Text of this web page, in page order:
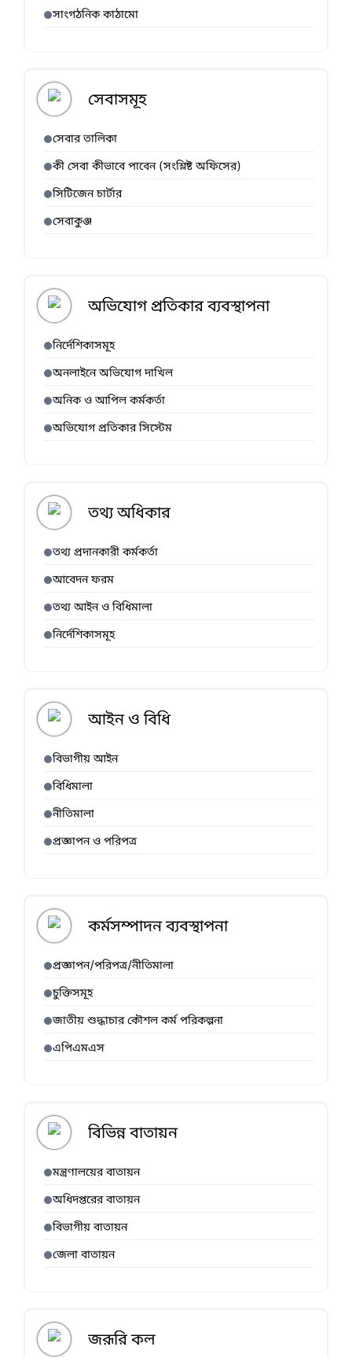
সাংগঠনিক কাঠামো
সেবাসমূহ
সেবার তালিকা
কী সেবা কীভাবে পাবেন (সংশ্লিষ্ট অফিসের)
সিটিজেন চার্টার
সেবাকুঞ্জ
অভিযোগ প্রতিকার ব্যবস্থাপনা
নির্দেশিকাসমূহ
অনলাইনে অভিযোগ দাখিল
অনিক ও আপিল কর্মকর্তা
অভিযোগ প্রতিকার সিস্টেম
তথ্য অধিকার
তথ্য প্রদানকারী কর্মকর্তা
আবেদন ফরম
তথ্য আইন ও বিধিমালা
নির্দেশিকাসমূহ
আইন ও বিধি
বিভাগীয় আইন
বিধিমালা
নীতিমালা
প্রজ্ঞাপন ও পরিপত্র
কর্মসম্পাদন ব্যবস্থাপনা
প্রজ্ঞাপন/পরিপত্র/নীতিমালা
চুক্তিসমূহ
জাতীয় শুদ্ধাচার কৌশল কর্ম পরিকল্পনা
এপিএমএস
বিভিন্ন বাতায়ন
মন্ত্রণালয়ের বাতায়ন
অধিদপ্তরের বাতায়ন
বিভাগীয় বাতায়ন
জেলা বাতায়ন
জরূরি কল